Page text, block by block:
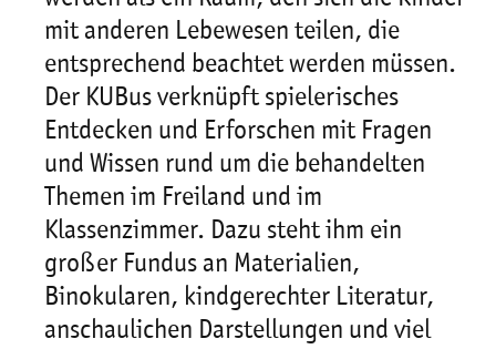
mit anderen Lebewesen teilen, die
entsprechend beachtet werden müssen.
Der KUBus verknüpft spielerisches
Entdecken und Erforschen mit Fragen
und Wissen rund um die behandelten
Themen im Freiland und im
Klassenzimmer. Dazu steht ihm ein
großer Fundus an Materialien,
Binokularen, kindgerechter Literatur,
anschaulichen Darstellungen und viel